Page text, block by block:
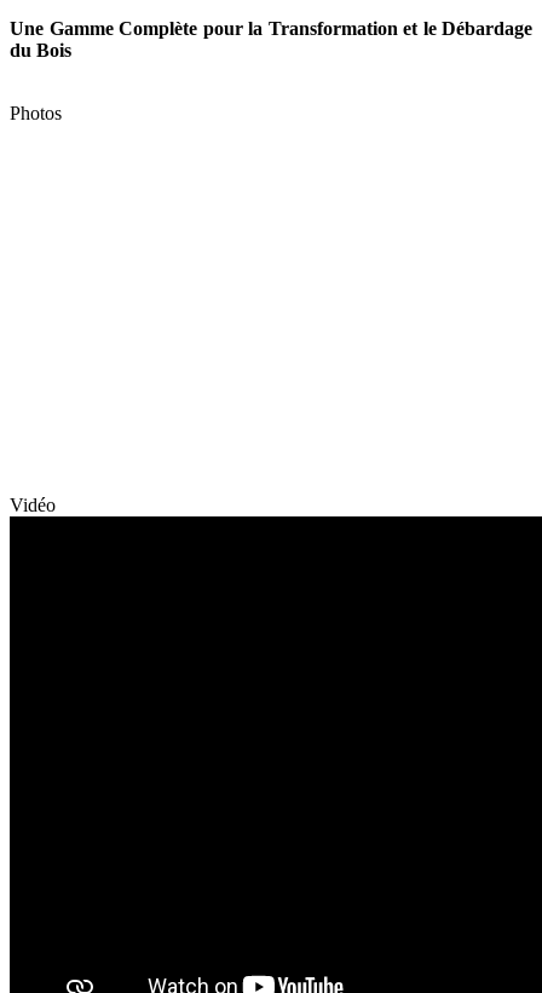
Une Gamme Complète pour la Transformation et le Débardage
du Bois
Photos
Vidéo